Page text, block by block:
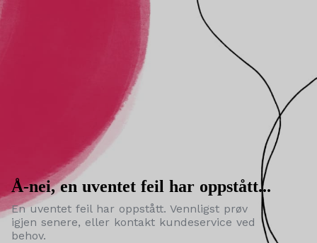
Å-nei, en uventet feil har oppstått...
En uventet feil har oppstått. Vennligst prøv
igjen senere, eller kontakt kundeservice ved
behov.